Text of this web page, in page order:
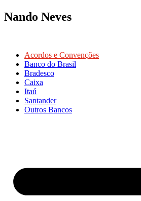
Nando Neves
Acordos e Convenções
Banco do Brasil
Bradesco
Caixa
Itaú
Santander
Outros Bancos